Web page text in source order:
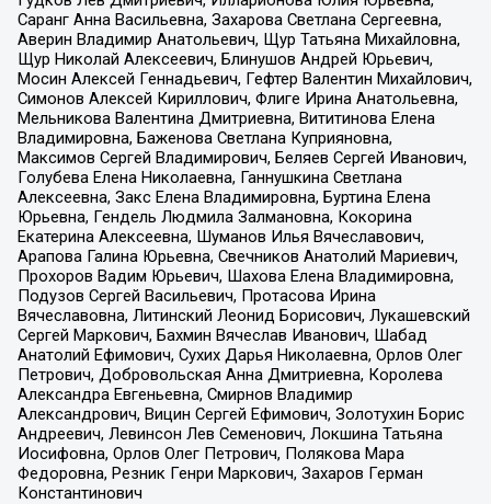
Саранг Анна Васильевна, Захарова Светлана Сергеевна,
Аверин Владимир Анатольевич, Щур Татьяна Михайловна,
Щур Николай Алексеевич, Блинушов Андрей Юрьевич,
Мосин Алексей Геннадьевич, Гефтер Валентин Михайлович,
Симонов Алексей Кириллович, Флиге Ирина Анатольевна,
Мельникова Валентина Дмитриевна, Вититинова Елена
Владимировна, Баженова Светлана Куприяновна,
Максимов Сергей Владимирович, Беляев Сергей Иванович,
Голубева Елена Николаевна, Ганнушкина Светлана
Алексеевна, Закс Елена Владимировна, Буртина Елена
Юрьевна, Гендель Людмила Залмановна, Кокорина
Екатерина Алексеевна, Шуманов Илья Вячеславович,
Арапова Галина Юрьевна, Свечников Анатолий Мариевич,
Прохоров Вадим Юрьевич, Шахова Елена Владимировна,
Подузов Сергей Васильевич, Протасова Ирина
Вячеславовна, Литинский Леонид Борисович, Лукашевский
Сергей Маркович, Бахмин Вячеслав Иванович, Шабад
Анатолий Ефимович, Сухих Дарья Николаевна, Орлов Олег
Петрович, Добровольская Анна Дмитриевна, Королева
Александра Евгеньевна, Смирнов Владимир
Александрович, Вицин Сергей Ефимович, Золотухин Борис
Андреевич, Левинсон Лев Семенович, Локшина Татьяна
Иосифовна, Орлов Олег Петрович, Полякова Мара
Федоровна, Резник Генри Маркович, Захаров Герман
Константинович